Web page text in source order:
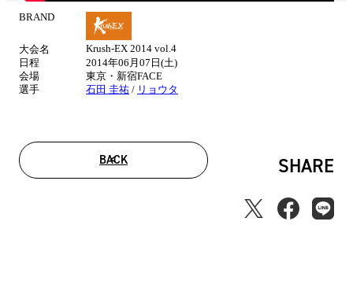
BRAND
大会名
Krush-EX 2014 vol.4
日程
2014年06月07日(土)
会場
東京・新宿FACE
選手
石田 圭祐 / リョウタ
BACK SHARE